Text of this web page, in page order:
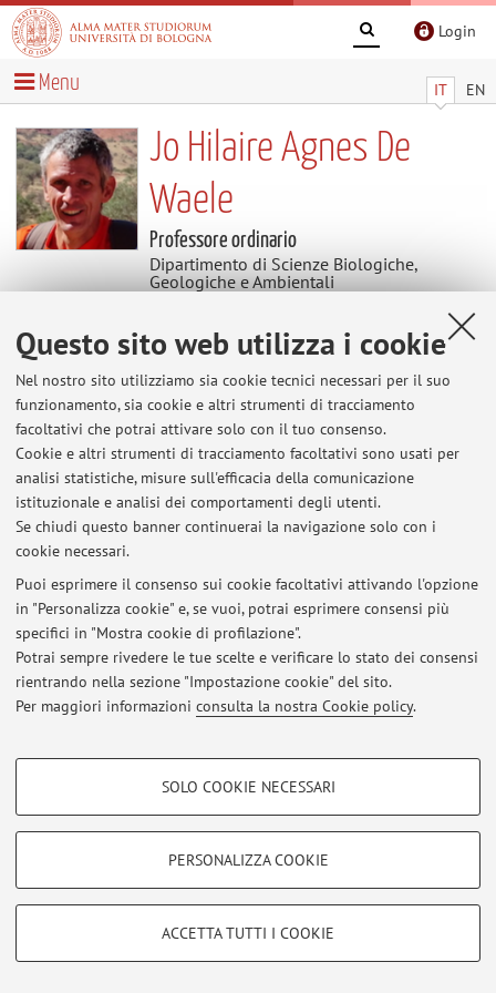
Questo sito web utilizza i cookie
Nel nostro sito utilizziamo sia cookie tecnici necessari per il suo
funzionamento, sia cookie e altri strumenti di tracciamento
facoltativi che potrai attivare solo con il tuo consenso.
Cookie e altri strumenti di tracciamento facoltativi sono usati per
analisi statistiche, misure sull'efficacia della comunicazione
istituzionale e analisi dei comportamenti degli utenti.
Se chiudi questo banner continuerai la navigazione solo con i
cookie necessari.
Puoi esprimere il consenso sui cookie facoltativi attivando l'opzione
in "Personalizza cookie" e, se vuoi, potrai esprimere consensi più
specifici in "Mostra cookie di profilazione".
Potrai sempre rivedere le tue scelte e verificare lo stato dei consensi
rientrando nella sezione "Impostazione cookie" del sito.
Per maggiori informazioni consulta la nostra Cookie policy.
COOKIE DI PROFILAZIONE - FACOLTATIVI
COOKIE TECNICI - NECESSARI
Si tratta di cookie tecnici utilizzati, a titolo esemplificativo, per il corretto
SOLO COOKIE NECESSARI
PERSONALIZZA COOKIE
ACCETTA TUTTI I COOKIE
Login
IT EN
Menu
Jo Hilaire Agnes De
Waele
Professore ordinario
Dipartimento di Scienze Biologiche,
Geologiche e Ambientali
Contenuti utili
Al momento non sono presenti contenuti.
Al momento non sono presenti avvisi.
© 2026 - ALMA MATER STUDIORUM - Università di Bologna - Via
Zamboni, 33 - 40126 Bologna - Partita IVA: 01131710376
| Note legali|Impostazioni Cookie